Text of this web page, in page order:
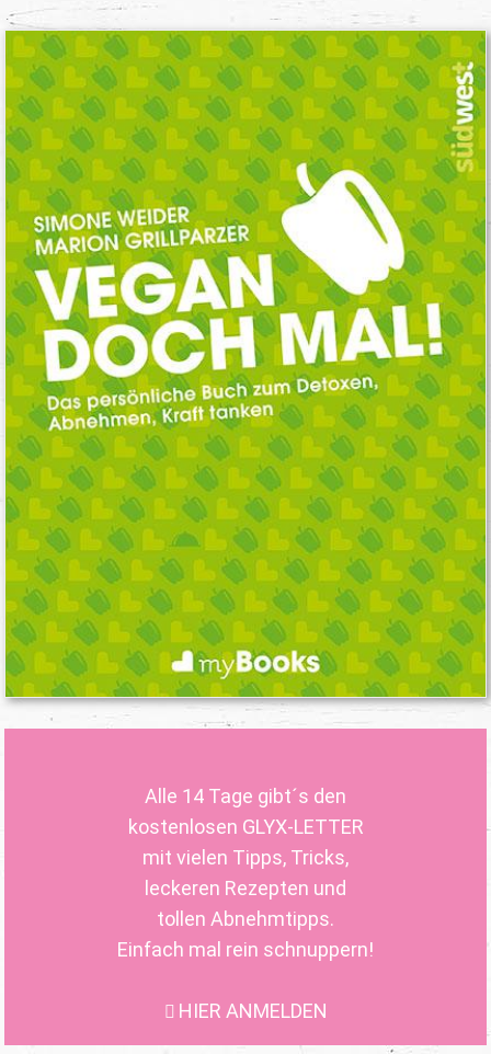
Alle 14 Tage gibt´s den
kostenlosen GLYX-LETTER
mit vielen Tipps, Tricks,
leckeren Rezepten und
tollen Abnehmtipps.
Einfach mal rein schnuppern!
HIER ANMELDEN